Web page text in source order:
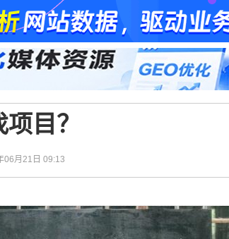
目？
06月21日 09:13